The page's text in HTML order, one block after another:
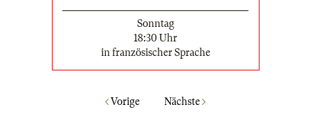
Sonntag
18:30 Uhr
in französischer Sprache
Vorige Nächste